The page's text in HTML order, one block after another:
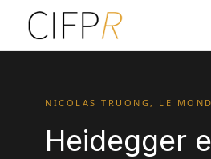
NICOLAS TRUONG, LE
Heidegger